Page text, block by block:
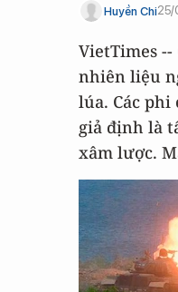
Huyền Chi25/
VietTimes
nhiên liệu
lúa. Các
giả định là
xâm lược.